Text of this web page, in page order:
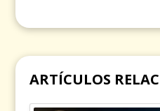
ARTÍCULOS